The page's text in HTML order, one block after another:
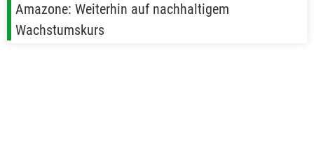
Amazone: Weiterhin auf nachhaltigem
Wachstumskurs